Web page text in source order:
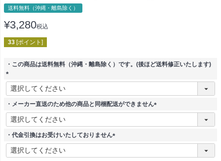
送料無料（沖縄・離島除く）
¥3,280税込
33 [ポイント]
・この商品は送料無料（沖縄・離島除く）です。(後ほど送料修正いたします)
(
必
須・メーカー直送のため他の商品と同梱配送ができません
(
・代金引換はお受けいたしておりません
(